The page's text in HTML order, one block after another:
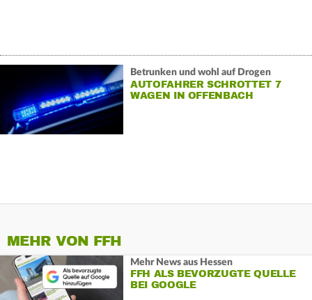
Betrunken und wohl auf Drogen
AUTOFAHRER SCHROTTET 7
WAGEN IN OFFENBACH
MEHR VON FFH
Mehr News aus Hessen
FFH ALS BEVORZUGTE QUELLE
BEI GOOGLE